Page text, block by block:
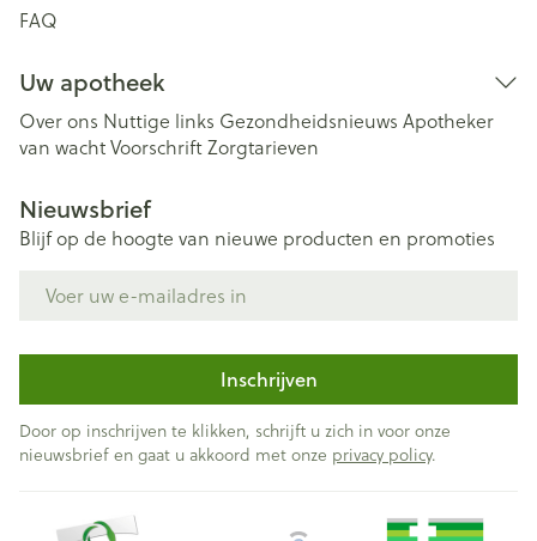
FAQ
Uw apotheek
Over ons Nuttige links Gezondheidsnieuws Apotheker
van wachtVoorschriftZorgtarieven
Nieuwsbrief
Blijf op de hoogte van nieuwe producten en promoties
Inschrijven
Door op inschrijven te klikken, schrijft u zich in voor onze
nieuwsbrief en gaat u akkoord met onze privacy policy.